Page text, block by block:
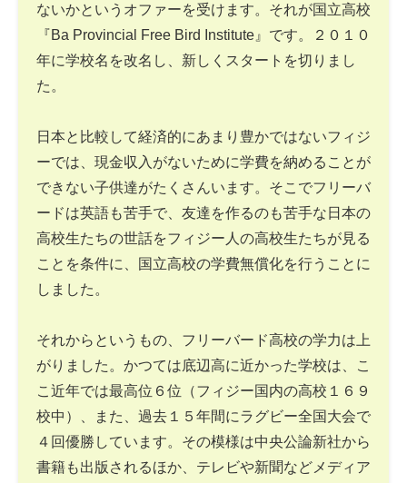
ないかというオファーを受けます。それが国立高校
『Ba Provincial Free Bird Institute』です。２０１０
年に学校名を改名し、新しくスタートを切りまし
た。
日本と比較して経済的にあまり豊かではないフィジ
ーでは、現金収入がないために学費を納めることが
できない子供達がたくさんいます。そこでフリーバ
ードは英語も苦手で、友達を作るのも苦手な日本の
高校生たちの世話をフィジー人の高校生たちが見る
ことを条件に、国立高校の学費無償化を行うことに
しました。
それからというもの、フリーバード高校の学力は上
がりました。かつては底辺高に近かった学校は、こ
こ近年では最高位６位（フィジー国内の高校１６９
校中）、また、過去１５年間にラグビー全国大会で
４回優勝しています。その模様は中央公論新社から
書籍も出版されるほか、テレビや新聞などメディア